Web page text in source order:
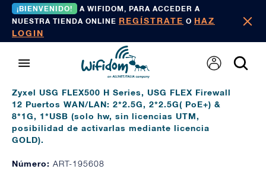
¡BIENVENIDO!
A WIFIDOM, PARA ACCEDER A
NUESTRA TIENDA ONLINE REGÍSTRATE O HAZ
LOGIN
Zyxel USG FLEX500 H Series, USG FLEX Firewall
12 Puertos WAN/LAN: 2*2.5G, 2*2.5G( PoE+) &
8*1G, 1*USB (solo hw, sin licencias UTM,
posibilidad de activarlas mediante licencia
GOLD).
Número: ART-195608